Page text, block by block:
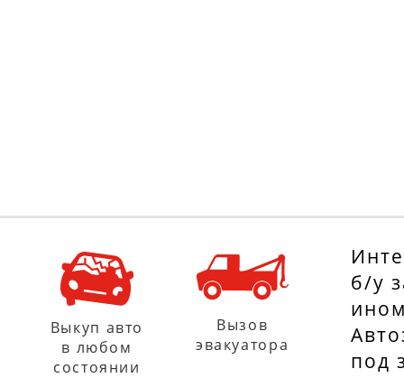
б/у
под
Выкуп авто
в любом
состоянии
Вызов
эвакуатора